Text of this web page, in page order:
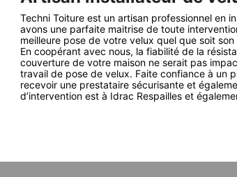
Techni Toiture est un artisan professionnel en
avons une parfaite maitrise de toute
meilleure pose de votre velux quel que soit
En coopérant avec nous, la fiabilité de la
couverture de votre maison ne serait pas
travail de pose de velux. Faite confiance à un
recevoir une prestataire sécurisante et
d’intervention est à Idrac Respailles et